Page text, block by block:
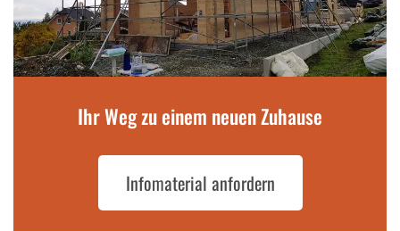
Ihr Weg zu einem neuen Zuhause
Infomaterial anfordern